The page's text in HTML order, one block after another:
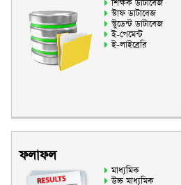
শিক্ষক ডাটাবেজ
স্টাফ ডাটাবেজ
স্টুডেন্ট ডাটাবেজ
ই-পেমেন্ট
ই-লাইব্রেরি
ফলাফল
মাধ্যমিক
উচ্চ মাধ্যমিক